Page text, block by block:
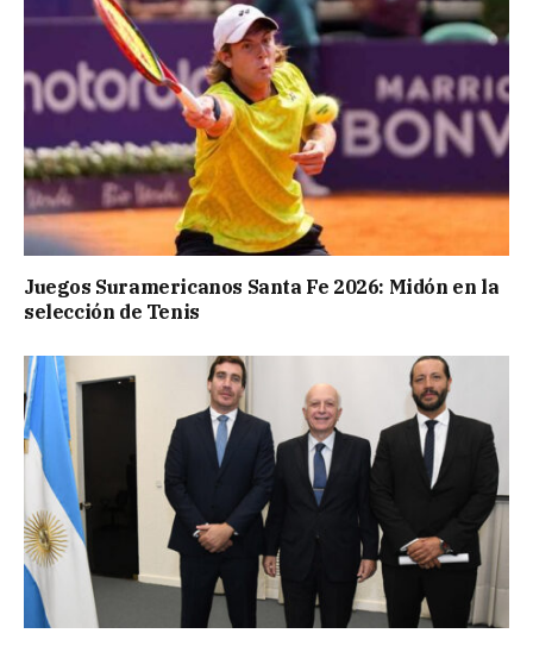
Juegos Suramericanos Santa Fe 2026: Midón en la
selección de Tenis